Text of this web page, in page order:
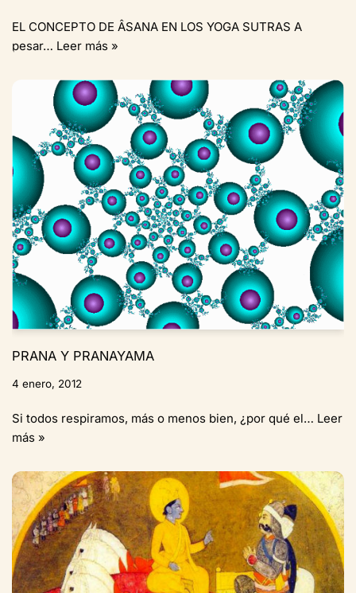
EL CONCEPTO DE ÂSANA EN LOS YOGA SUTRAS A
pesar… Leer más »
PRANA Y PRANAYAMA
4 enero, 2012
Si todos respiramos, más o menos bien, ¿por qué el… Leer
más »